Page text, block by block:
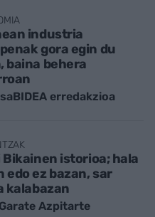
industria
gora egin du
baina behera
erredakzioa
Bikainen istorioa; hala
edo ez bazan, sar
kalabazan
Azpitarte